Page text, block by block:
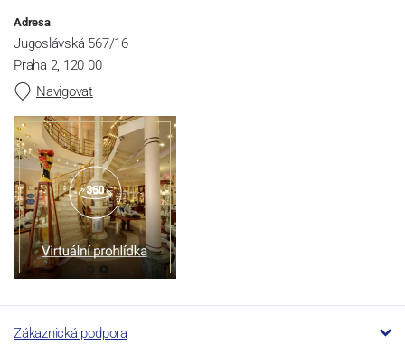
Adresa
Jugoslávská 567/16
Praha 2, 120 00
Navigovat
Zákaznická podpora